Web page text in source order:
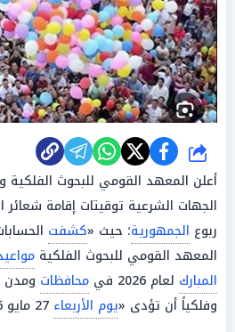
شارك
أعلن المعهد القومي للبحوث الفلكية
الجهات الشرعية توقيتات إقامة شعائر
ربوع الجمهورية؛ حيث «كشفت
المعهد القومي للبحوث الفلكية
المبارك لعام 2026 في محافظات ومدن
وفلكياً أن تؤدى «يوم الأربعاء